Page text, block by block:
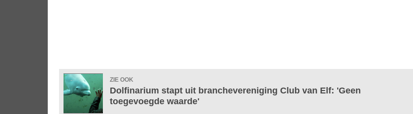
ZIE OOK
Dolfinarium stapt uit branchevereniging Club van Elf: 'Geen
toegevoegde waarde'